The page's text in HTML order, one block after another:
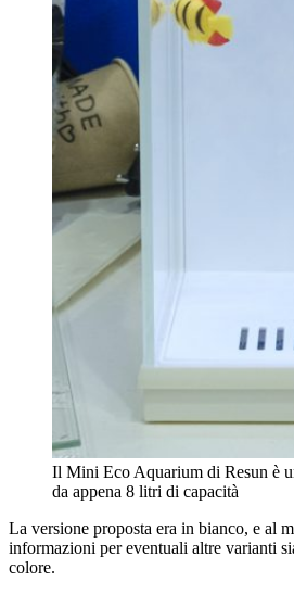
Il Mini Eco Aquarium di Resun è
da appena 8 litri di capacità
La versione proposta era in bianco, e al
informazioni per eventuali altre varianti
colore.